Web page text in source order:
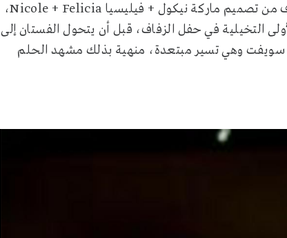
في الفيديو المصور للأغنية تظهر تايلور سويفت بفستان زفاف من تصميم ماركة نيكول + فيليسيا Nicole + Felicia،
التخيلية في حفل الزفاف، قبل أن يتحول الفستان إلى
سويفت وهي تسير مبتعدة، منهية بذلك مشهد الحلم